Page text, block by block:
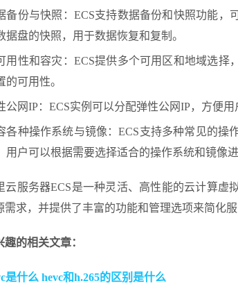
备份与快照：ECS支持数据备份和快照功能
据盘的快照，用于数据恢复和复制。
用性和容灾：ECS提供多个可用区和地域选
的可用性。
公网IP：ECS实例可以分配弹性公网IP，方便用
各种操作系统与镜像：ECS支持多种常见的操
用户可以根据需要选择适合的操作系统和镜像进
云服务器ECS是一种灵活、高性能的云计算虚
需求，并提供了丰富的功能和管理选项来简化
的相关文章：
是什么 hevc和h.265的区别是什么